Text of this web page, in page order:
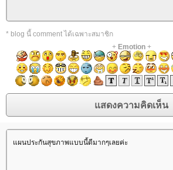
* blog นี้ comment ได้เฉพาะสมาชิก
+ Emotion+
ผนประกันสุขภาพแบบนี้ดีมากๆเลยค่ะ